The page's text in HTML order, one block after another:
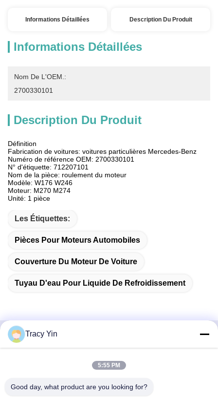
Informations Détaillées Description Du Produit
Informations Détaillées
Nom De L'OEM.:
2700330101
Description Du Produit
Définition
Fabrication de voitures: voitures particulières Mercedes-Benz
Numéro de référence OEM: 2700330101
N° d'étiquette: 712207101
Nom de la pièce: roulement du moteur
Modèle: W176 W246
Moteur: M270 M274
Unité: 1 pièce
Les Étiquettes:
Pièces Pour Moteurs Automobiles
Couverture Du Moteur De Voiture
Tuyau D'eau Pour Liquide De Refroidissement
Contactez rapidement
Ouest, quartier central des affaires de Wuhan, ville de
Tracy Yin
5:55 PM
Good day, what product are you looking for?